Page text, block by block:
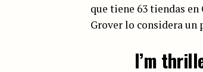
que tiene 63 tiendas
Grover lo considera
I’m